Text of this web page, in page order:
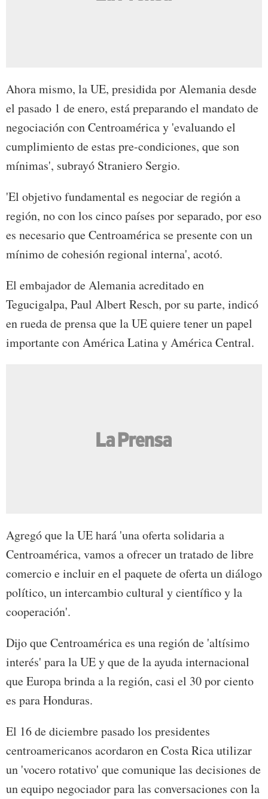
Ahora mismo, la UE, presidida por Alemania desde
el pasado 1 de enero, está preparando el mandato de
negociación con Centroamérica y 'evaluando el
cumplimiento de estas pre-condiciones, que son
mínimas', subrayó Straniero Sergio.
'El objetivo fundamental es negociar de región a
región, no con los cinco países por separado, por eso
es necesario que Centroamérica se presente con un
mínimo de cohesión regional interna', acotó.
El embajador de Alemania acreditado en
Tegucigalpa, Paul Albert Resch, por su parte, indicó
en rueda de prensa que la UE quiere tener un papel
importante con América Latina y América Central.
Agregó que la UE hará 'una oferta solidaria a
Centroamérica, vamos a ofrecer un tratado de libre
comercio e incluir en el paquete de oferta un diálogo
político, un intercambio cultural y científico y la
cooperación'.
Dijo que Centroamérica es una región de 'altísimo
interés' para la UE y que de la ayuda internacional
que Europa brinda a la región, casi el 30 por ciento
es para Honduras.
El 16 de diciembre pasado los presidentes
centroamericanos acordaron en Costa Rica utilizar
un 'vocero rotativo' que comunique las decisiones de
un equipo negociador para las conversaciones con la